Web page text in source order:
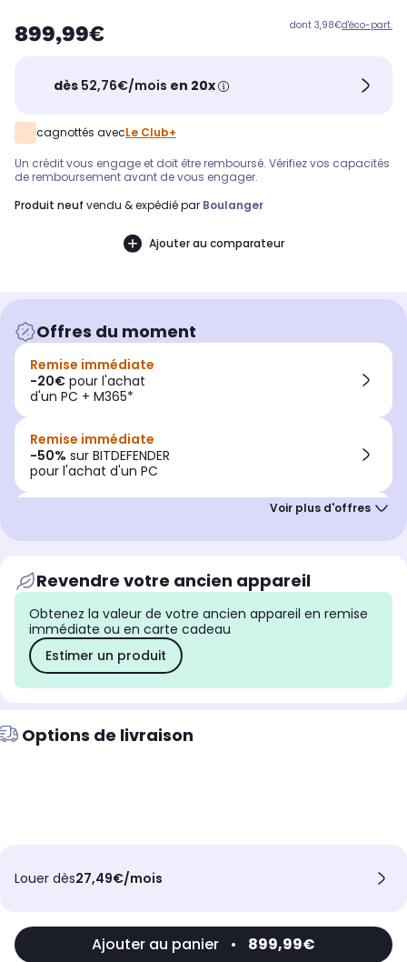
899,99€ dont 3,98€d'éco-part.
dès 52,76€/mois en 20x
cagnottés avecLe Club+
Un crédit vous engage et doit être remboursé. Vérifiez vos capacités
de remboursement avant de vous engager.
produit neuf vendu & expédié par Boulanger
Ajouter au comparateur
Offres du moment
Remise immédiate
-20€ pour l'achat
d'un PC + M365*
Remise immédiate
-50% sur BITDEFENDER
pour l'achat d'un PC
Remise immédiate
PC + Souris Ambi One
20€de remise panier
Financement offert
Payez enplusieurs
Remise immédiate
Revendre votre ancien appareil
Obtenez la valeur de votre ancien appareil en remise
immédiate ou en carte cadeau
Estimer un produit
Options de livraison
Louer dès27,49€/mois
Ajouter au panier • 899,99€